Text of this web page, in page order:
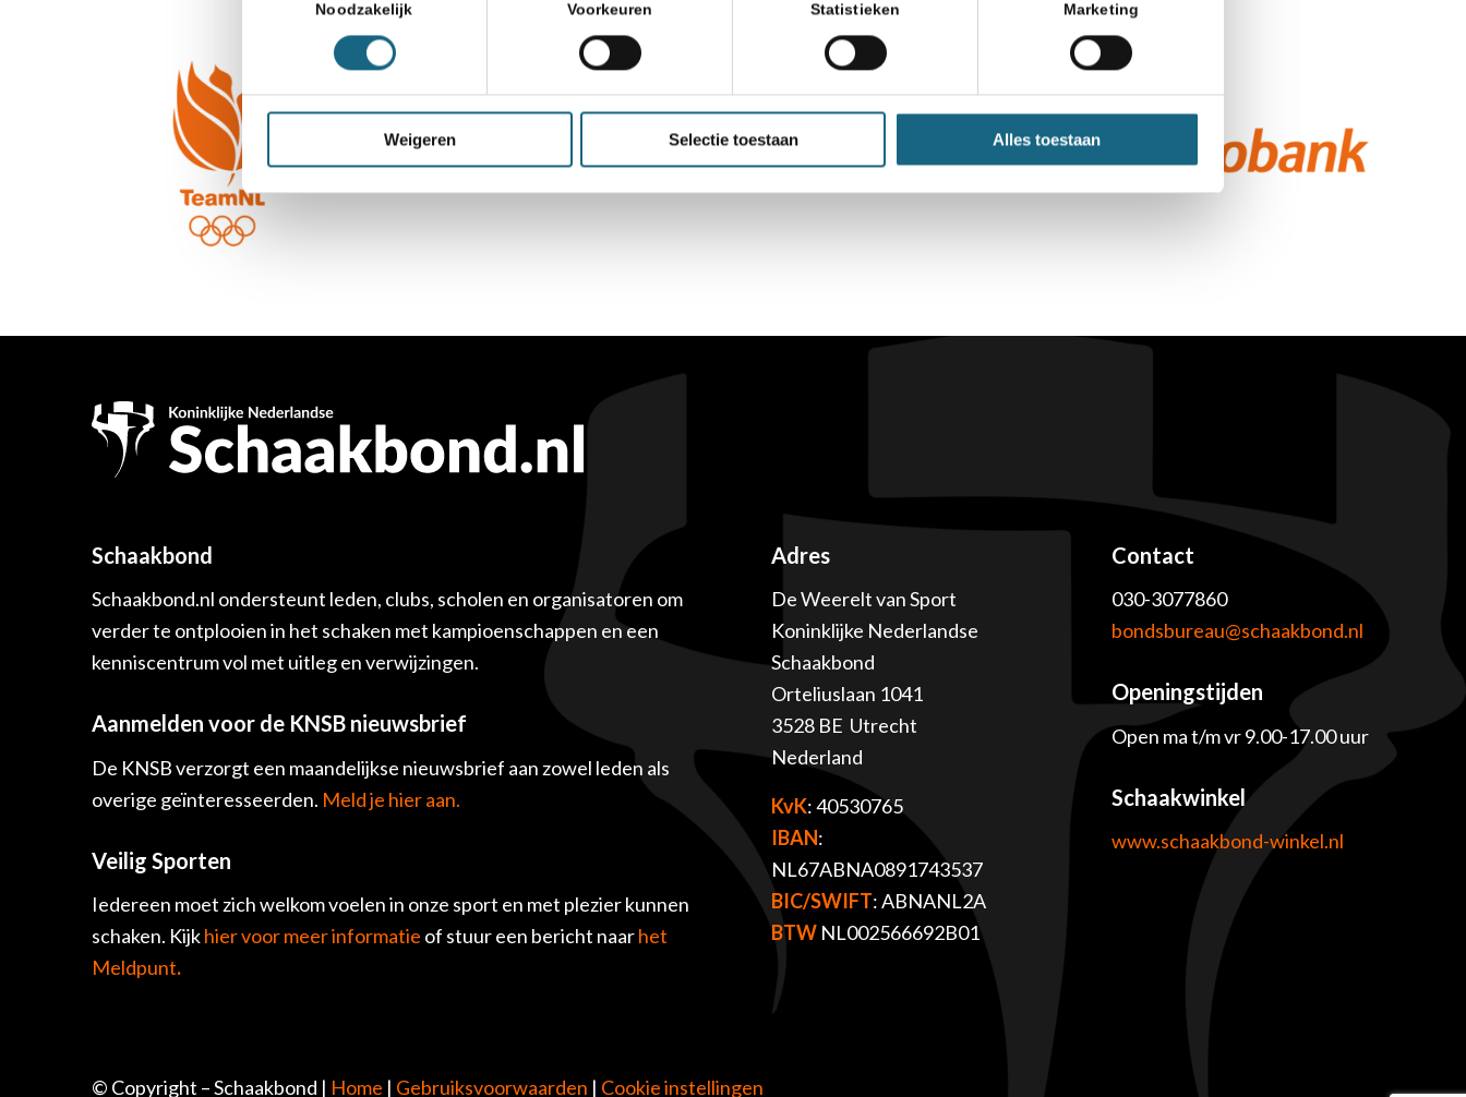
Noodzakelijk Voorkeuren Statistieken Marketing
Weigeren Selectie toestaan Alles toestaan
Schaakbond
Schaakbond.nl ondersteunt leden, clubs, scholen en organisatoren om
verder te ontplooien in het schaken met kampioenschappen en een
kenniscentrum vol met uitleg en verwijzingen.
Aanmelden voor de KNSB nieuwsbrief
De KNSB verzorgt een maandelijkse nieuwsbrief aan zowel leden als
overige geïnteresseerden. Meld je hier aan.
Veilig Sporten
Iedereen moet zich welkom voelen in onze sport en met plezier kunnen
schaken. Kijkhier voor meer informatie of stuur een bericht naarhet
Meldpunt.
Adres
De Weerelt van Sport
Koninklijke Nederlandse
Schaakbond
Orteliuslaan 1041
3528 BE Utrecht
Nederland
KvK: 40530765
IBAN:
NL67ABNA0891743537
BIC/SWIFT: ABNANL2A
BTW NL002566692B01
Contact
030-3077860
bondsbureau@schaakbond.nl
Openingstijden
Open ma t/m vr 9.00-17.00 uur
Schaakwinkel
www.schaakbond-winkel.nl
© Copyright – Schaakbond | Home | Gebruiksvoorwaarden | Cookie instellingen